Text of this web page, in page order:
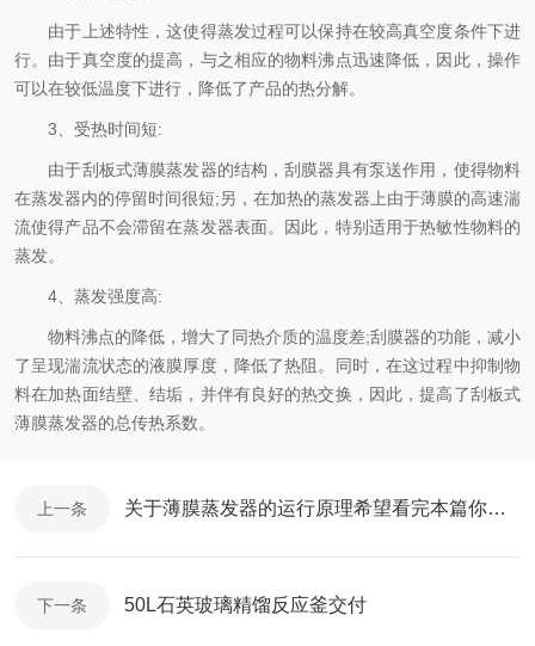
由于上述特性，这使得蒸发过程可以保持在较高真空度条件下进
行。由于真空度的提高，与之相应的物料沸点迅速降低，因此，操作
可以在较低温度下进行，降低了产品的热分解。
3、受热时间短:
由于刮板式薄膜蒸发器的结构，刮膜器具有泵送作用，使得物料
在蒸发器内的停留时间很短;另，在加热的蒸发器上由于薄膜的高速湍
流使得产品不会滞留在蒸发器表面。因此，特别适用于热敏性物料的
蒸发。
4、蒸发强度高:
物料沸点的降低，增大了同热介质的温度差;刮膜器的功能，减小
了呈现湍流状态的液膜厚度，降低了热阻。同时，在这过程中抑制物
料在加热面结壁、结垢，并伴有良好的热交换，因此，提高了刮板式
薄膜蒸发器的总传热系数。
上一条 关于薄膜蒸发器的运行原理希望看完本篇你就知道了
下一条 50L石英玻璃精馏反应釜交付